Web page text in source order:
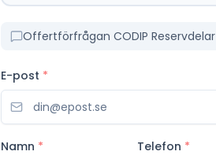
Offertförfrågan CODIP Reservdelar
E-post *
Namn * Telefon *